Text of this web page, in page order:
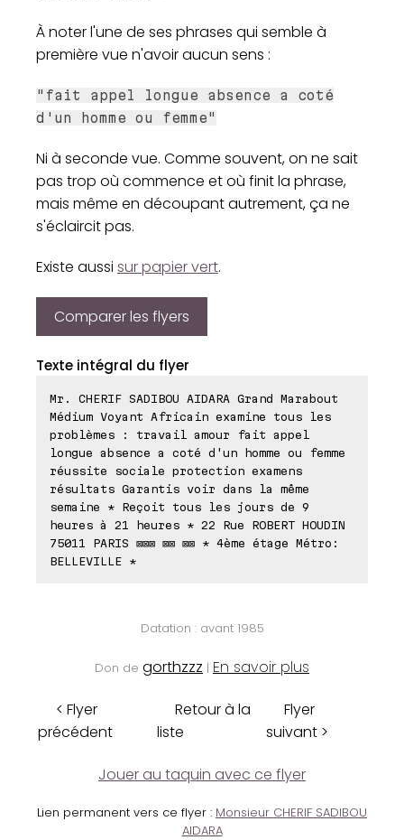
À noter l'une de ses phrases qui semble à
première vue n'avoir aucun sens :
"fait appel longue absence a coté
d'un homme ou femme"
Ni à seconde vue. Comme souvent, on ne sait
pas trop où commence et où finit la phrase,
mais même en découpant autrement, ça ne
s'éclaircit pas.
Existe aussi sur papier vert.
Comparer les flyers
Texte intégral du flyer
Mr. CHERIF SADIBOU AIDARA Grand Marabout
Médium Voyant Africain examine tous les
problèmes : travail amour fait appel
longue absence a coté d'un homme ou femme
réussite sociale protection examens
résultats Garantis voir dans la même
semaine * Reçoit tous les jours de 9
heures à 21 heures * 22 Rue ROBERT HOUDIN
75011 PARIS ⊠⊠⊠ ⊠⊠ ⊠⊠ * 4ème étage Métro:
BELLEVILLE *
Datation : avant 1985
Don de gorthzzz | En savoir plus
< Flyer
précédent
Retour à la
liste
Flyer
suivant >
Jouer au taquin avec ce flyer
Lien permanent vers ce flyer : Monsieur CHERIF SADIBOU
AIDARA